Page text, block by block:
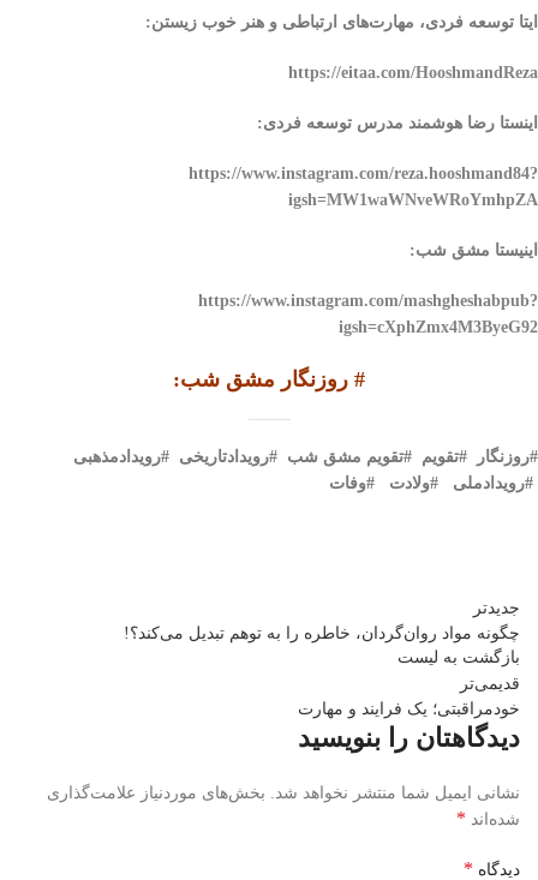
ایتا توسعه فردی، مهارت‌های ارتباطی و هنر خوب زیستن:
https://eitaa.com/HooshmandReza
اینستا رضا هوشمند مدرس توسعه فردی:
https://www.instagram.com/reza.hooshmand84?
igsh=MW1waWNveWRoYmhpZA
اینیستا مشق شب:
https://www.instagram.com/mashgheshabpub?
igsh=cXphZmx4M3ByeG92
# روزنگار مشق شب:
#روزنگار #تقویم #تقویم مشق شب #رویدادتاریخی #رویدادمذهبی
#رویدادملی #ولادت #وفات
جدیدتر
چگونه مواد روان‌گردان، خاطره را به توهم تبدیل می‌کند؟!
بازگشت بە لیست
قدیمی‌تر
خودمراقبتی؛ یک فرایند و مهارت
دیدگاهتان را بنویسید
نشانی ایمیل شما منتشر نخواهد شد.
بخش‌های موردنیاز علامت‌گذاری
شده‌اند *
دیدگاه *